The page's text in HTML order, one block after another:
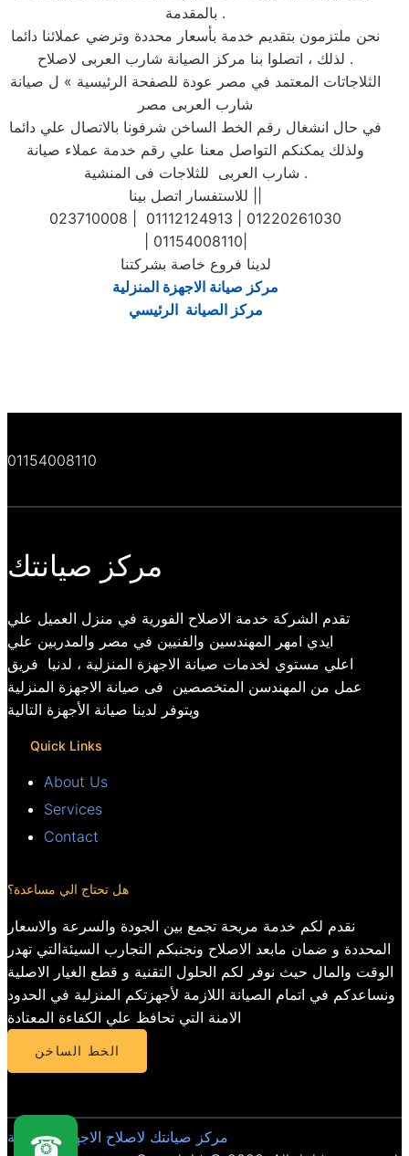
بالمقدمة .
نحن ملتزمون بتقديم خدمة بأسعار محددة وترضي عملائنا دائما
. لذلك ، اتصلوا بنا مركز الصيانة شارب العربى لاصلاح
الثلاجاتات المعتمد في مصر عودة للصفحة الرئيسية » ل صيانة
شارب العربى مصر
في حال انشغال رقم الخط الساخن شرفونا بالاتصال علي دائما
ولذلك يمكنكم التواصل معنا علي رقم خدمة عملاء صيانة
شارب العربى للثلاجات فى المنشية .
023710008 | 01112124913 | 01220261030
| 01154008110|
لدينا فروع خاصة بشركتنا
مركز صيانة الاجهزة المنزلية
مركز الصيانة الرئيسي
01154008110
مركز صيانتك
تقدم الشركة خدمة الاصلاح الفورية في منزل العميل علي
ايدي امهر المهندسين والفنيين في مصر والمدربين علي
اعلي مستوي لخدمات صيانة الاجهزة المنزلية ، لدنيا فريق
عمل من المهندسن المتخصصين فى صيانة الاجهزة المنزلية
ويتوفر لدينا صيانة الأجهزة التالية
Quick Links
About Us
Services
Contact
هل تحتاج الي مساعدة؟
نقدم لكم خدمة مريحة تجمع بين الجودة والسرعة والاسعار
المحددة و ضمان مابعد الاصلاح ونجنبكم التجارب السيئةالتي تهدر
الوقت والمال حيث نوفر لكم الحلول التقنية و قطع الغيار الاصلية
ونساعدكم في اتمام الصيانة اللازمة لأجهزتكم المنزلية في الحدود
الامنة التي تحافظ علي الكفاءة المعتادة
الخط الساخن
مركز صيانتك لاصلاح الاجهزة المنزلية
☎